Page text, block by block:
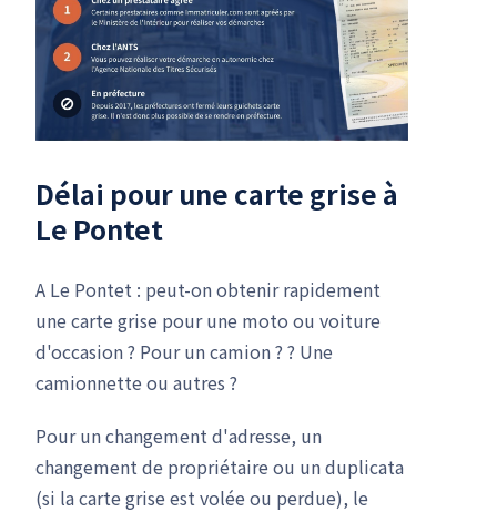
Délai pour une carte grise à
Le Pontet
A Le Pontet : peut-on obtenir rapidement
une carte grise pour une moto ou voiture
d'occasion ? Pour un camion ? ? Une
camionnette ou autres ?
Pour un changement d'adresse, un
changement de propriétaire ou un duplicata
(si la carte grise est volée ou perdue), le